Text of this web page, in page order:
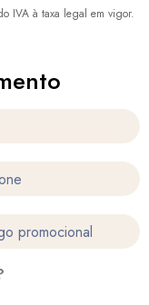
IVA à taxa legal em vigor.